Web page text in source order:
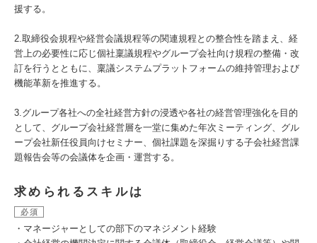
援する。
2.取締役会規程や経営会議規程等の関連規程との整合性を踏まえ、経
営上の必要性に応じ個社稟議規程やグループ会社向け規程の整備・改
訂を行うとともに、稟議システムプラットフォームの維持管理および
機能革新を推進する。
3.グループ各社への全社経営方針の浸透や各社の経営管理強化を目的
として、グループ会社経営層を一堂に集めた年次ミーティング、グル
ープ会社新任役員向けセミナー、個社課題を深掘りする子会社経営課
題報告会等の会議体を企画・運営する。
求められるスキルは
必須
・マネージャーとしての部下のマネジメント経験